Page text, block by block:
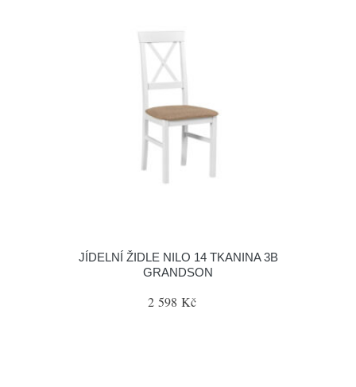
JÍDELNÍ ŽIDLE NILO 14 TKANINA 3B
GRANDSON
2 598 Kč